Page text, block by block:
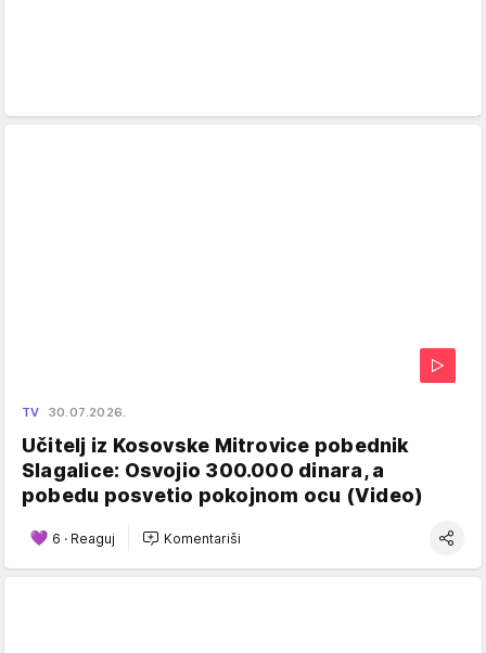
TV 30.07.2026.
Učitelj iz Kosovske Mitrovice pobednik
Slagalice: Osvojio 300.000 dinara, a
pobedu posvetio pokojnom ocu (Video)
6 · Reaguj Komentariši